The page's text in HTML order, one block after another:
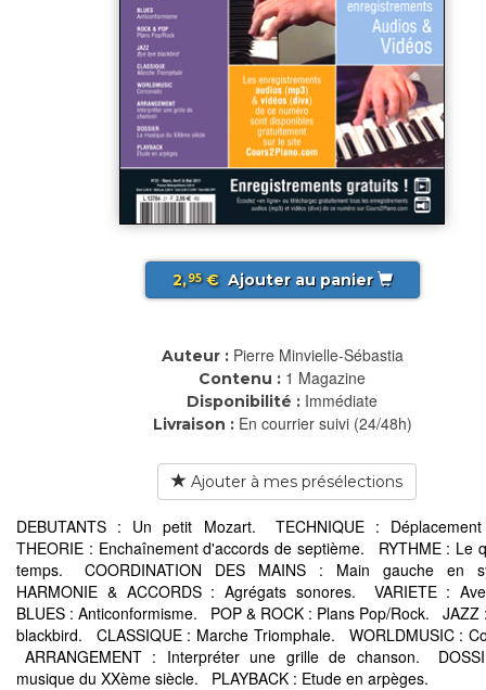
2,95€ Ajouter au panier
Auteur : Pierre Minvielle-Sébastia
Contenu : 1 Magazine
Disponibilité : Immédiate
Livraison : En courrier suivi (24/48h)
Ajouter à mes présélections
DEBUTANTS : Un petit Mozart. TECHNIQUE :
THEORIE : Enchaînement d'accords de septième. RYTHME : Le
temps. COORDINATION DES MAINS : Main gauche en
HARMONIE & ACCORDS : Agrégats sonores. VARIETE :
BLUES : Anticonformisme. POP & ROCK : Plans Pop/Rock. JAZZ
blackbird. CLASSIQUE : Marche Triomphale. WORLDMUSIC :
ARRANGEMENT : Interpréter une grille de chanson.
musique du XXème siècle. PLAYBACK : Etude en arpèges.